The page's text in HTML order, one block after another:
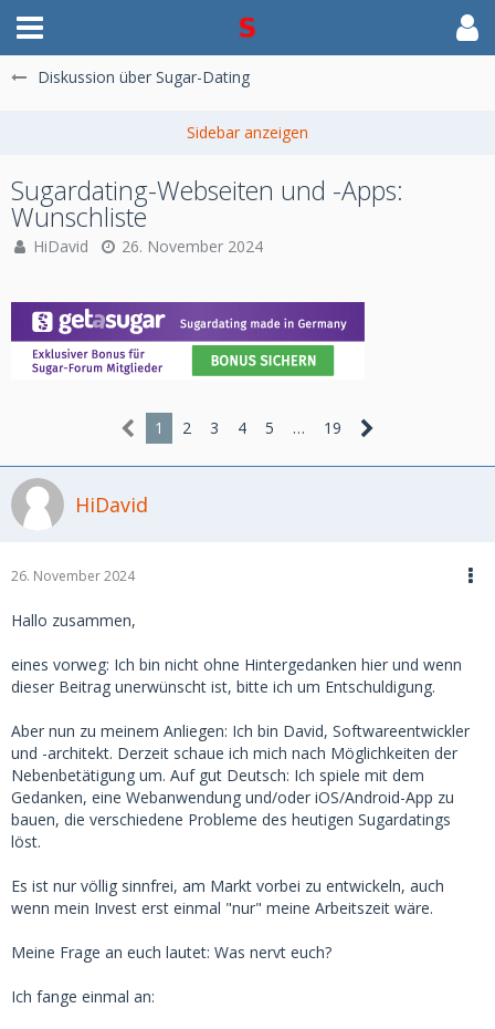
Diskussion über Sugar-Dating
Sugardating-Webseiten und -Apps:
Wunschliste
HiDavid 26. November 2024
1 2 3 4 5 … 19
HiDavid
26. November 2024
Hallo zusammen,
eines vorweg: Ich bin nicht ohne Hintergedanken hier und wenn
dieser Beitrag unerwünscht ist, bitte ich um Entschuldigung.
Aber nun zu meinem Anliegen: Ich bin David, Softwareentwickler
und -architekt. Derzeit schaue ich mich nach Möglichkeiten der
Nebenbetätigung um. Auf gut Deutsch: Ich spiele mit dem
Gedanken, eine Webanwendung und/oder iOS/Android-App zu
bauen, die verschiedene Probleme des heutigen Sugardatings
löst.
Es ist nur völlig sinnfrei, am Markt vorbei zu entwickeln, auch
wenn mein Invest erst einmal "nur" meine Arbeitszeit wäre.
Meine Frage an euch lautet: Was nervt euch?
Ich fange einmal an: